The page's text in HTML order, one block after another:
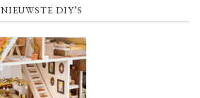
NIEUWSTE DIY’S